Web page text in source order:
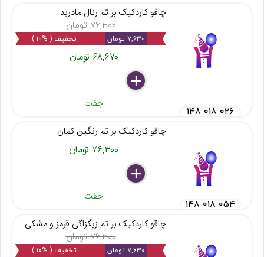
چاقو کاردکیک بر تم رئال مادرید
۷۶,۳۰۰ تومان
۷,۶۳۰ تومان تخفیف ( %۱۰ )
۶۸,۶۷۰ تومان
delete
remove
add
جفت
۱۴۸ ۰۱۸ ۰۲۶
چاقو کاردکیک بر تم رنگین کمان
۷۶,۳۰۰ تومان
delete
remove
add
جفت
۱۴۸ ۰۱۸ ۰۵۴
چاقو کاردکیک بر تم زیگزاگی قرمز و مشکی
۷۶,۳۰۰ تومان
۷,۶۳۰ تومان تخفیف ( %۱۰ )